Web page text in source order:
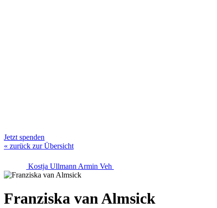
Jetzt spenden
« zurück zur Übersicht
Kostja Ullmann Armin Veh
Franziska van Almsick